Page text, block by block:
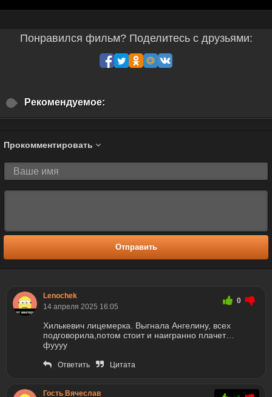
Понравился фильм? Поделитесь с друзьями:
Рекомендуемое:
Прокомментировать
Отправить
Lenochek
14 апреля 2025 16:05
0
Хилькевич лицемерка. Выгнала Ангелину, всех
подговорила,потом стоит и наигранно плачет…
фуууу
Ответить Цитата
Гость Вячеслав